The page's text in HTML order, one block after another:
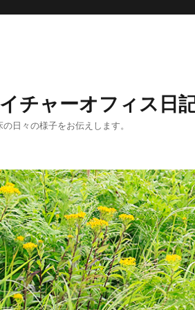
チャーオフィス日
日々の様子をお伝えします。